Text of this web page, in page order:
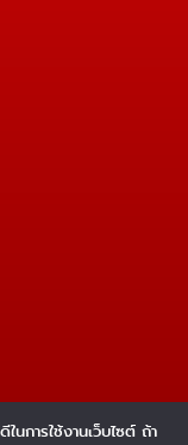
นการใช้งานเว็บไซต์ ถ้า
1